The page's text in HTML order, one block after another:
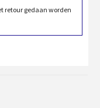
retour gedaan worden